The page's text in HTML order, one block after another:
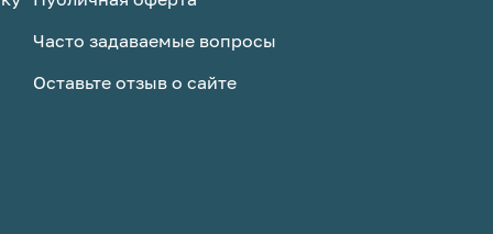
Часто задаваемые вопросы
Оставьте отзыв о сайте